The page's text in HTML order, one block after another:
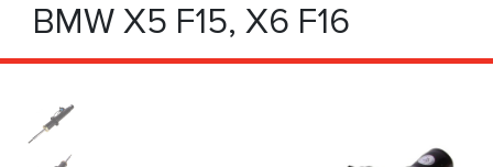
BMW X5 F15, X6 F16